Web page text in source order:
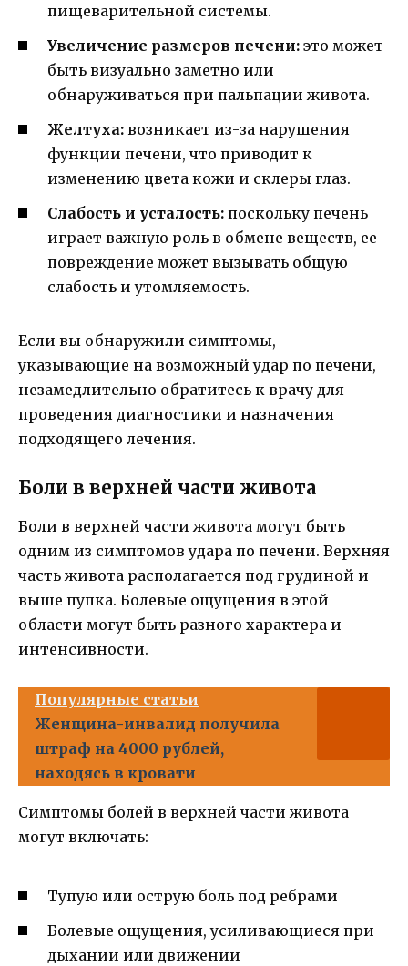
пищеварительной системы.
Увеличение размеров печени: это может
быть визуально заметно или
обнаруживаться при пальпации живота.
Желтуха: возникает из-за нарушения
функции печени, что приводит к
изменению цвета кожи и склеры глаз.
Слабость и усталость: поскольку печень
играет важную роль в обмене веществ, ее
повреждение может вызывать общую
слабость и утомляемость.
Если вы обнаружили симптомы,
указывающие на возможный удар по печени,
незамедлительно обратитесь к врачу для
проведения диагностики и назначения
подходящего лечения.
Боли в верхней части живота
Боли в верхней части живота могут быть
одним из симптомов удара по печени. Верхняя
часть живота располагается под грудиной и
выше пупка. Болевые ощущения в этой
области могут быть разного характера и
интенсивности.
Популярные статьи
Женщина-инвалид получила
штраф на 4000 рублей,
находясь в кровати
Симптомы болей в верхней части живота
могут включать:
Тупую или острую боль под ребрами
Болевые ощущения, усиливающиеся при
дыхании или движении